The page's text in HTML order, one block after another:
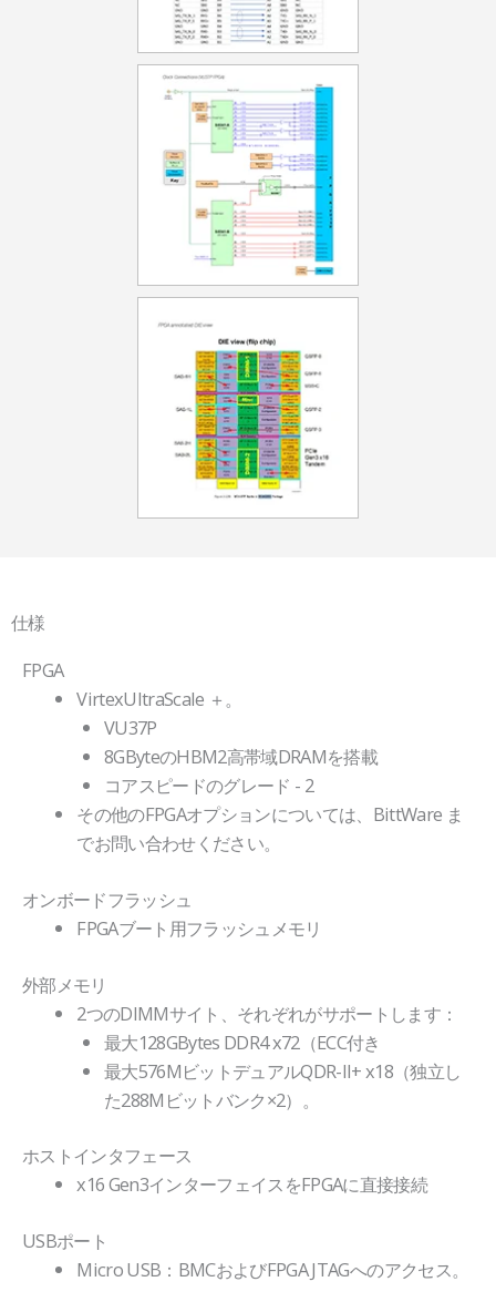
仕様
FPGA
VirtexUltraScale ＋。
VU37P
8GByteのHBM2高帯域DRAMを搭載
コアスピードのグレード - 2
その他のFPGAオプションについては、BittWare ま
でお問い合わせください。
オンボードフラッシュ
FPGAブート用フラッシュメモリ
外部メモリ
2つのDIMMサイト、それぞれがサポートします：
最大128GBytes DDR4 x72（ECC付き
最大576MビットデュアルQDR-II+ x18（独立し
た288Mビットバンク×2）。
ホストインタフェース
x16 Gen3インターフェイスをFPGAに直接接続
USBポート
Micro USB：BMCおよびFPGA JTAGへのアクセス。